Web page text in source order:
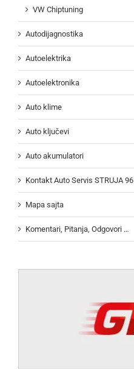
VW Chiptuning
Autodijagnostika
Autoelektrika
Autoelektronika
Auto klime
Auto ključevi
Auto akumulatori
Kontakt Auto Servis STRUJA 96
Mapa sajta
Komentari, Pitanja, Odgovori …